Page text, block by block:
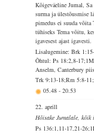
Kõigeväeline Jumal,
surma ja ülestõusmise
pimedus ei suuda võita
tühiseks Tema võitu,
igavesest ajast igavesti.
Lisalugemine: Brk
Õhtul: Ps 18:2,8-
Anselm, Canterbury
Trk 9:13-18;Rm 5:8-11;
05.48-20.53
22. aprill
Hõisake Jumalale, kõik
Ps 136:1,11-17,21-